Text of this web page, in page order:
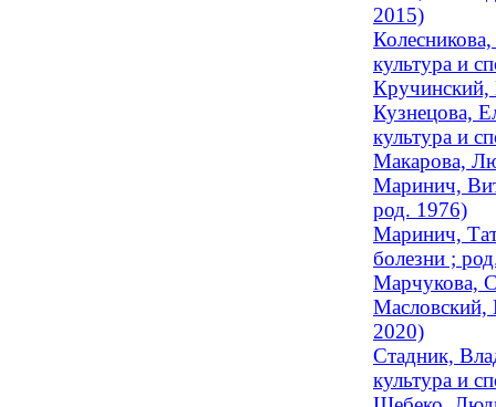
2015)
культура и
Кручинский,
Кузнецова,
культура и
Макарова,
Маринич,
род. 1976)
Маринич,
болезни ;
Марчукова,
Масловский,
2020)
Стадник,
культура и